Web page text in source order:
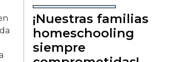
¡Nuestras familias
homeschooling
siempre